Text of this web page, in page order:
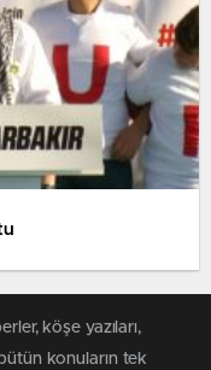
köşe yazıları,
konuların tek